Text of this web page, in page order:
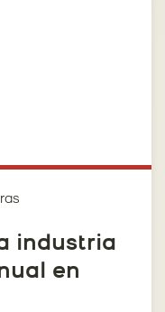
industria
en